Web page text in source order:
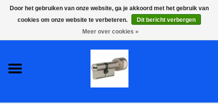
0 Artikelen - €0,00
S2 COMPLETE VEILIGE
Door het gebruiken van onze website, ga je akkoord met het gebruik van
cookies om onze website te verbeteren.
Dit bericht verbergen
Meer over cookies »